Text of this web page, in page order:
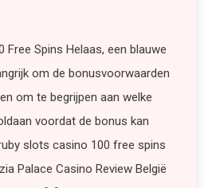
Free Spins Helaas, een blauwe
om de bonusvoorwaarden
om te begrijpen aan welke
voordat de bonus kan
slots casino 100 free spins
Palace Casino Review België